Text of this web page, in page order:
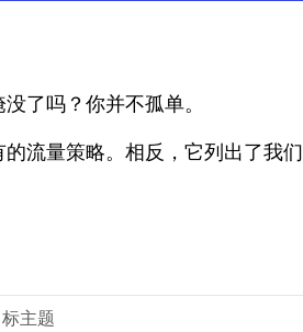
了吗？你并不孤单。
流量策略。相反，它列出了我
主题